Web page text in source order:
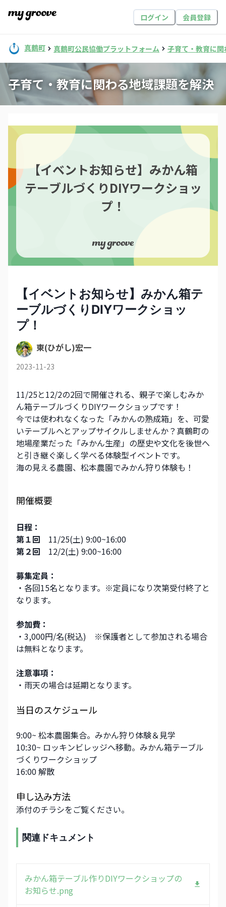
ログイン 会員登録
真鶴町 真鶴町公民協働プラットフォーム 子育て・教育に
子育て・教育に関わる地域課題を解決
【イベントお知らせ】みかん箱
テーブルづくりDIYワークショッ
プ！
【イベントお知らせ】みかん箱テ
ーブルづくりDIYワークショッ
プ！
東(ひがし)宏一
2023-11-23
11/25と12/2の2回で開催される、親子で楽しむみか
ん箱テーブルづくりDIYワークショップです！
今では使われなくなった「みかんの熟成箱」を、可愛
いテーブルへとアップサイクルしませんか？真鶴町の
地場産業だった「みかん生産」の歴史や文化を後世へ
と引き継ぐ楽しく学べる体験型イベントです。
海の見える農園、松本農園でみかん狩り体験も！
開催概要
日程：
第１回 11/25(土) 9:00~16:00
第２回 12/2(土) 9:00~16:00
募集定員：
・各回15名となります。※定員になり次第受付終了と
なります。
参加費：
・3,000円/名(税込)　※保護者として参加される場合
は無料となります。
注意事項：
・雨天の場合は延期となります。
当日のスケジュール
9:00~ 松本農園集合。みかん狩り体験＆見学
10:30~ ロッキンビレッジへ移動。みかん箱テーブル
づくりワークショップ
16:00 解散
申し込み方法
添付のチラシをご覧ください。
関連ドキュメント
みかん箱テーブル作りDIYワークショップの
お知らせ.png